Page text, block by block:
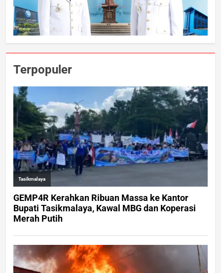
Terpopuler